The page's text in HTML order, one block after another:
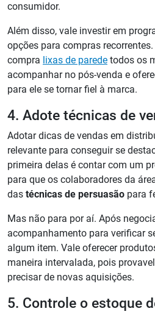
consumidor.
Além disso, vale investir em
opções para compras
compra lixas de parede todos os
acompanhar no pós-venda e
para ele se tornar fiel à marca.
4. Adote técnicas de
Adotar dicas de vendas em
relevante para conseguir se
primeira delas é contar com um
para que os colaboradores da
das técnicas de persuasão para
Mas não para por aí. Após
acompanhamento para verificar
algum item. Vale oferecer
maneira intervalada, pois
precisar de novas aquisições.
5. Controle o estoque